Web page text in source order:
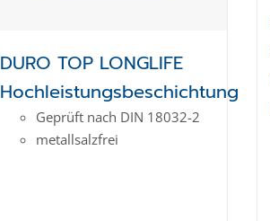
DURO TOP LONGLIFE
Hochleistungsbeschichtung
Geprüft nach DIN 18032-2
metallsalzfrei